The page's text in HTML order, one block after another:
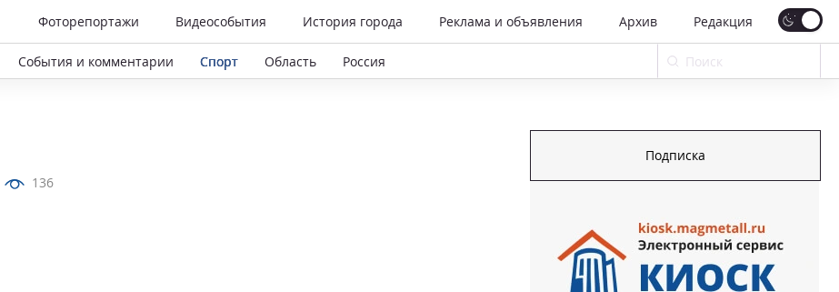
Фоторепортажи Видеособытия История города Реклама и объявления Архив Редакция
События и комментарии Спорт Область Россия
136
Подписка